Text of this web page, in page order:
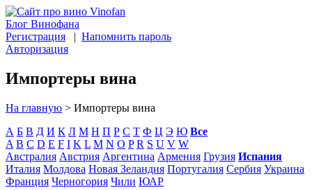
Блог Винофана
Регистрация | Напомнить пароль
Авторизация
Импортеры вина
На главную > Импортеры вина
А Б В Д И К Л М Н П Р С Т Ф Ц Э Ю Все
A B C D E F I K L M N O P R S U V W
Австралия Австрия Аргентина Армения Грузия Испания
Италия Молдова Новая Зеландия Португалия Сербия Украина
Франция Черногория Чили ЮАР